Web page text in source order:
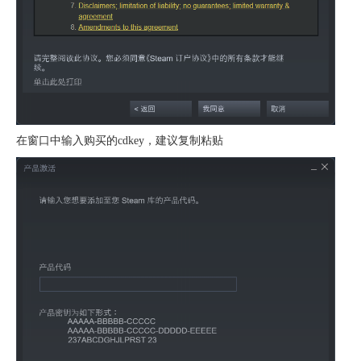
在窗口中输入购买的cdkey，建议复制粘贴